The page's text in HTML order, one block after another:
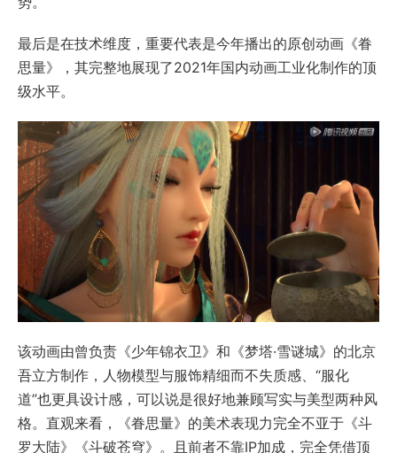
最后是在技术维度，重要代表是今年播出的原创动画《眷
思量》，其完整地展现了2021年国内动画工业化制作的顶
级水平。
该动画由曾负责《少年锦衣卫》和《梦塔·雪谜城》的北京
吾立方制作，人物模型与服饰精细而不失质感、“服化
道”也更具设计感，可以说是很好地兼顾写实与美型两种风
格。直观来看，《眷思量》的美术表现力完全不亚于《斗
罗大陆》《斗破苍穹》。且前者不靠IP加成，完全凭借顶